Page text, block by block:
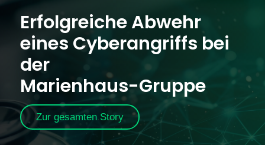
Erfolgreiche Abwehr
eines Cyberangriffs bei
der
Marienhaus-Gruppe
Zur gesamten Story